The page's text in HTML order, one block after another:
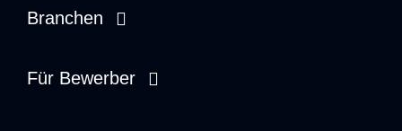
Branchen
Für Bewerber